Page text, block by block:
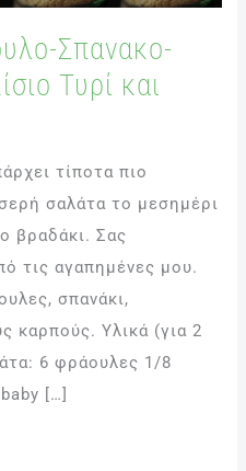
Σπανακο-
Τυρί και
τίποτα πιο
σαλάτα το μεσημέρι
βραδάκι. Σας
τις αγαπημένες μου.
σπανάκι,
καρπούς. Υλικά (για 2
6 φράουλες 1/8
[…]